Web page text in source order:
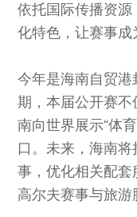
依托国际传播资
化特色，让赛事成
今年是海南自贸
期，本届公开赛
南向世界展示“体
口。未来，海南
事，优化相关配
高尔夫赛事与旅游